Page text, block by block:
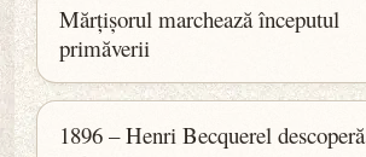
Mărțișorul marchează începutul
primăverii
1896 – Henri Becquerel descoperă